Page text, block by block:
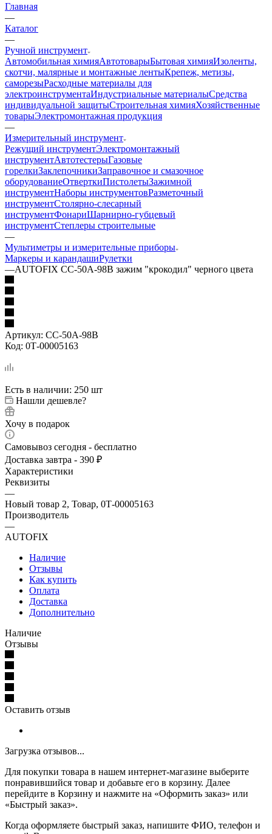
Главная
—
Каталог
—
Ручной инструмент
Автомобильная химияАвтотоварыБытовая химияИзоленты,
скотчи, малярные и монтажные лентыКрепеж, метизы,
саморезыРасходные материалы для
электроинструментаИндустриальные материалыСредства
индивидуальной защитыСтроительная химияХозяйственные
товарыЭлектромонтажная продукция
—
Измерительный инструмент
Режущий инструментЭлектромонтажный
инструментАвтотестерыГазовые
горелкиЗаклепочникиЗаправочное и смазочное
оборудованиеОтверткиПистолетыЗажимной
инструментНаборы инструментовРазметочный
инструментСтолярно-слесарный
инструментФонариШарнирно-губцевый
инструментСтеплеры строительные
—
Мультиметры и измерительные приборы
Маркеры и карандашиРулетки
—AUTOFIX CC-50A-98B зажим "крокодил" черного цвета
Артикул: CC-50A-98B
Код: 0Т-00005163
Есть в наличии: 250 шт
Нашли дешевле?
Хочу в подарок
Самовывоз сегодня - бесплатно
Доставка завтра - 390 ₽
Характеристики
Реквизиты
—
Новый товар 2, Товар, 0Т-00005163
Производитель
—
AUTOFIX
Наличие
Отзывы
Как купить
Оплата
Доставка
Дополнительно
Наличие
Отзывы
Оставить отзыв
Загрузка отзывов...
Для покупки товара в нашем интернет-магазине выберите
понравившийся товар и добавьте его в корзину. Далее
перейдите в Корзину и нажмите на «Оформить заказ» или
«Быстрый заказ».
Когда оформляете быстрый заказ, напишите ФИО, телефон и